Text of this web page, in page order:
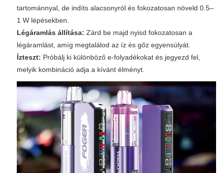
tartománnyal, de indíts alacsonyról és fokozatosan növeld 0.5–
1 W lépésekben.
Légáramlás állítása: Zárd be majd nyisd fokozatosan a
légáramlást, amíg megtalálod az íz és gőz egyensúlyát.
Ízteszt: Próbálj ki különböző e-folyadékokat és jegyezd fel,
melyik kombináció adja a kívánt élményt.